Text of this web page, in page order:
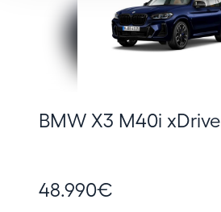
BMW X3 M40i xDrive
48.990€